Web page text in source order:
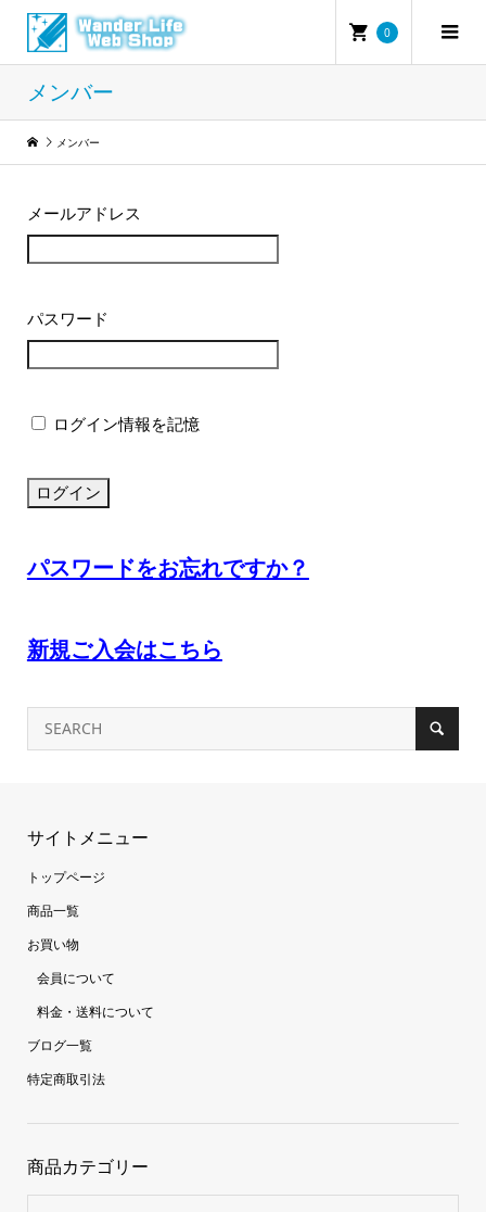
0
メンバー
メンバー
メールアドレス
パスワード
ログイン情報を記憶
パスワードをお忘れですか？
新規ご入会はこちら
サイトメニュー
トップページ
商品一覧
お買い物
会員について
料金・送料について
ブログ一覧
特定商取引法
商品カテゴリー